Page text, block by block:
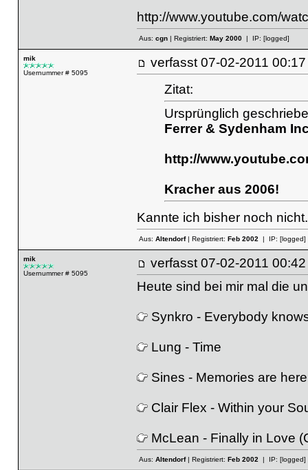
http://www.youtube.com/
Aus: cgn| Registriert: May 2000| IP: [logged]
mik
Usernummer # 5095
verfasst 07-02-2011
Zitat:
Ursprünglich
Ferrer & Sydenham
http://
Kracher aus 2006!
Kannte ich bisher noch
Aus: Altendorf| Registriert: Feb 2002| IP: [logged]
mik
Usernummer # 5095
verfasst 07-02-2011
Heute sind bei mir mal die
Synkro - Everybody
Lung - Time
Sines - Memories are here
Clair Flex - Within your
McLean - Finally in Love
Aus: Altendorf| Registriert: Feb 2002| IP: [logged]